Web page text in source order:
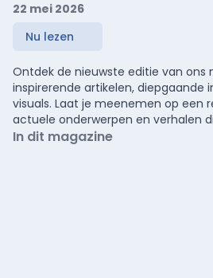
22 mei 2026
Nu lezen
Ontdek de nieuwste editie van ons
inspirerende artikelen, diepgaande
visuals. Laat je meenemen op een
actuele onderwerpen en verhalen
In dit magazine